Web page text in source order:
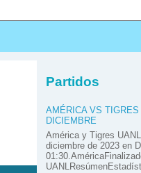
Partidos
AMÉRICA VS
DICIEMBRE
América y Tigres
diciembre de 2023 en